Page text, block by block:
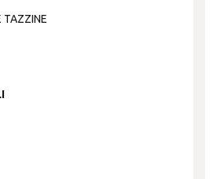
TAZZINE